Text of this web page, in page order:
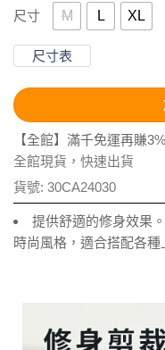
尺寸 M L XL
尺寸表
【全館】滿千免運再賺
全館現貨，快速出貨
貨號: 30CA24030
提供舒適的修身效果
時尚風格，適合搭配各